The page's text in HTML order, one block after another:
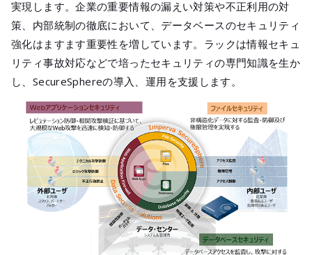
実現します。企業の重要情報の漏えい対策や不正利用の対
策、内部統制の徹底において、データベースのセキュリティ
強化はますます重要性を増しています。ラックは情報セキュ
リティ事故対応などで培ったセキュリティの専門知識を生か
し、SecureSphereの導入、運用を支援します。